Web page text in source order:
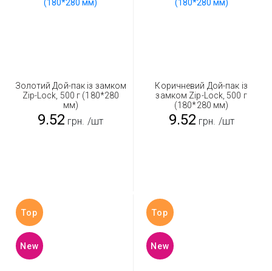
Золотий Дой-пак із замком
Zip-Lock, 500 г (180*280
мм)
9.52 грн. /шт
Коричневий Дой-пак із
замком Zip-Lock, 500 г
(180*280 мм)
9.52 грн. /шт
Top
New
Top
New